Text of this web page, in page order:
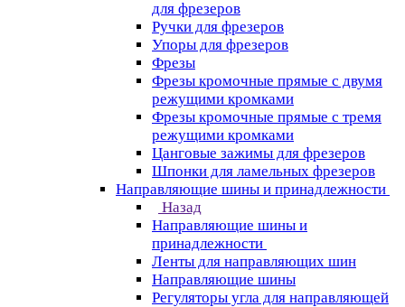
для фрезеров
Ручки для фрезеров
Упоры для фрезеров
Фрезы
Фрезы кромочные прямые с двумя
режущими кромками
Фрезы кромочные прямые с тремя
режущими кромками
Цанговые зажимы для фрезеров
Шпонки для ламельных фрезеров
Направляющие шины и принадлежности
Назад
Направляющие шины и
принадлежности
Ленты для направляющих шин
Направляющие шины
Регуляторы угла для направляющей